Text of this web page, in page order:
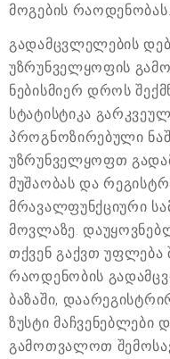
მოგების რაოდენობას.
გადამცვლელების
უზრუნველყოფის
ნებისმიერ დროს
სტატისტიკა
პროგნოზირებული
უზრუნველყოფთ
მუშაობას და
მრავალფუნქციური
მოვლაზე.
თქვენ გაქვთ უფლება
რაოდენობის
ბაზაში,
ზუსტი მაჩვენებლები
გამოთვალოთ